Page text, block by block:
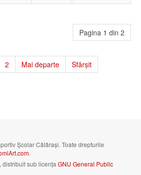
Pagina 1 din 2
2 Mai departe Sfârșit
Școlar Călărași. Toate drepturile
.
distribuit sub licența GNU General Public